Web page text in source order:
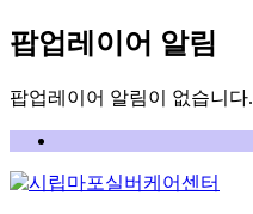
팝업레이어 알림
팝업레이어 알림이 없습니다.